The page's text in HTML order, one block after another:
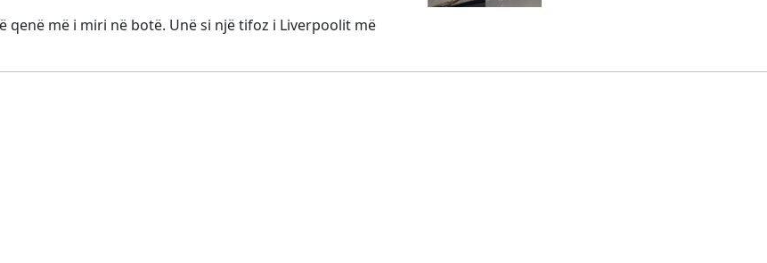
qenë më i miri në botë. Unë si një tifoz i Liverpoolit më